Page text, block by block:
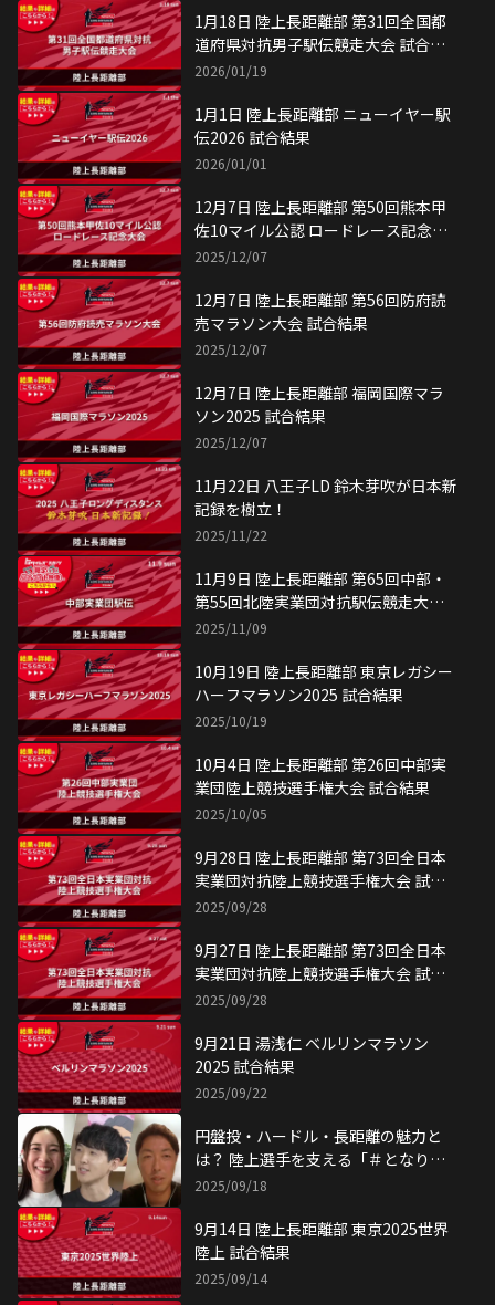
1月18日 陸上長距離部 第31回全国都
道府県対抗男子駅伝競走大会 試合結
果
2026/01/19
1月1日 陸上長距離部 ニューイヤー駅
伝2026 試合結果
2026/01/01
12月7日 陸上長距離部 第50回熊本甲
佐10マイル公認 ロードレース記念大
会 試合結果
2025/12/07
12月7日 陸上長距離部 第56回防府読
売マラソン大会 試合結果
2025/12/07
12月7日 陸上長距離部 福岡国際マラ
ソン2025 試合結果
2025/12/07
11月22日 八王子LD 鈴木芽吹が日本新
記録を樹立！
2025/11/22
11月9日 陸上長距離部 第65回中部・
第55回北陸実業団対抗駅伝競走大会
試合結果
2025/11/09
10月19日 陸上長距離部 東京レガシー
ハーフマラソン2025 試合結果
2025/10/19
10月4日 陸上長距離部 第26回中部実
業団陸上競技選手権大会 試合結果
2025/10/05
9月28日 陸上長距離部 第73回全日本
実業団対抗陸上競技選手権大会 試合
結果
2025/09/28
9月27日 陸上長距離部 第73回全日本
実業団対抗陸上競技選手権大会 試合
結果
2025/09/28
9月21日 湯浅仁 ベルリンマラソン
2025 試合結果
2025/09/22
円盤投・ハードル・長距離の魅力と
は？ 陸上選手を支える「＃となり目
線」
2025/09/18
9月14日 陸上長距離部 東京2025世界
陸上 試合結果
2025/09/14